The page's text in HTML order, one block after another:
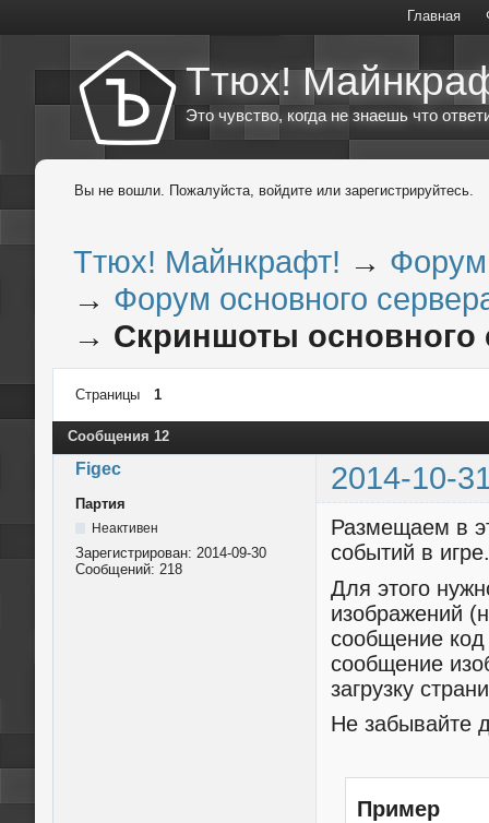
Главная
Ттюх!
Это чувство, когда не знаешь что
Вы не вошли. Пожалуйста, войдите или зарегистрируйтесь.
Ттюх! Майнкрафт! → Форум
→ Форум основного
→ Скриншоты основного
Страницы 1
Сообщения 12
Figec 2014-10-
Партия
Неактивен
Зарегистрирован: 2014-09-30
Сообщений: 218
Размещаем в
событий в
Для этого
изображений
сообщение
сообщение
загрузку
Не забывайте
Пример